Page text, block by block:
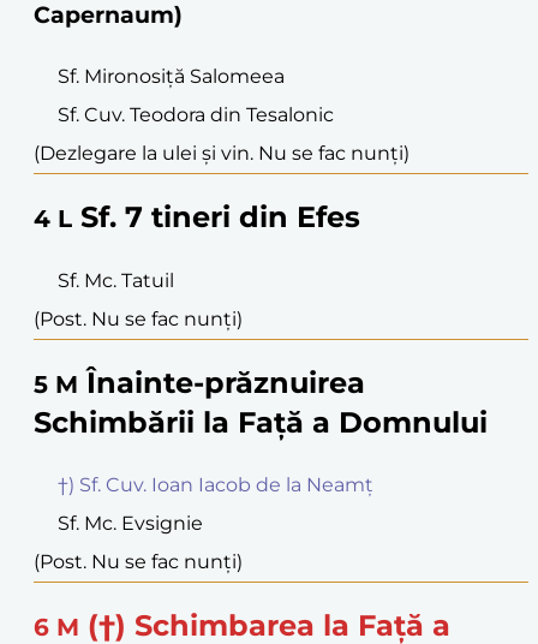
Capernaum)
Sf. Mironosiță Salomeea
Sf. Cuv. Teodora din Tesalonic
(Dezlegare la ulei și vin. Nu se fac nunți)
4 L Sf. 7 tineri din Efes
Sf. Mc. Tatuil
(Post. Nu se fac nunți)
5 M Înainte-prăznuirea
Schimbării la Față a Domnului
†) Sf. Cuv. Ioan Iacob de la Neamț
Sf. Mc. Evsignie
(Post. Nu se fac nunți)
6 M (†) Schimbarea la Față a